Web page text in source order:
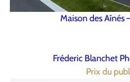
Maison des Aînés
Fréderic Blanchet
Prix du